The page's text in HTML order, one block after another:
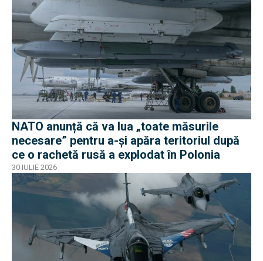
NATO anunță că va lua „toate măsurile
necesare” pentru a-și apăra teritoriul după
ce o rachetă rusă a explodat în Polonia
30 IULIE 2026